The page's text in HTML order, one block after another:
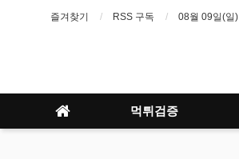
즐겨찾기 RSS 구독 08월 09일(일)
먹튀검증